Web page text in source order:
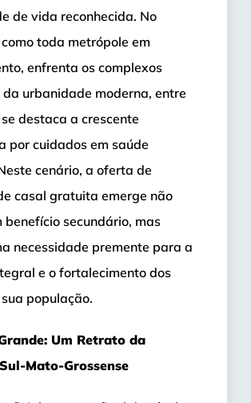
de vida reconhecida. No
toda metrópole em
enfrenta os complexos
urbanidade moderna, entre
destaca a crescente
por cuidados em saúde
cenário, a oferta de
casal gratuita emerge não
benefício secundário, mas
necessidade premente para a
e o fortalecimento dos
população.
Um Retrato da
Mato-Grossense